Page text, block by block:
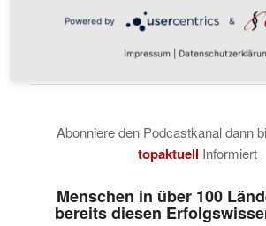
Abonniere den Podcastkanal dann
topaktuell Informiert
Menschen in über 100
bereits diesen
Powered by &
Impressum